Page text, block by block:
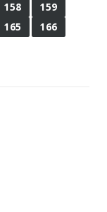
158
159
165 166